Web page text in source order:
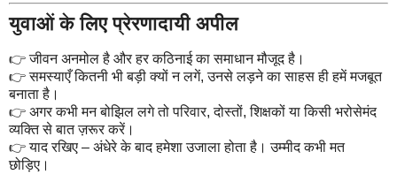
युवाओं के लिए प्रेरणादायी अपील
👉 जीवन अनमोल है और हर कठिनाई का समाधान मौजूद है।
👉 समस्याएँ कितनी भी बड़ी क्यों न लगें, उनसे लड़ने का साहस ही हमें मजबूत
बनाता है।
👉 अगर कभी मन बोझिल लगे तो परिवार, दोस्तों, शिक्षकों या किसी भरोसेमंद
व्यक्ति से बात ज़रूर करें।
👉 याद रखिए – अंधेरे के बाद हमेशा उजाला होता है। उम्मीद कभी मत
छोड़िए।